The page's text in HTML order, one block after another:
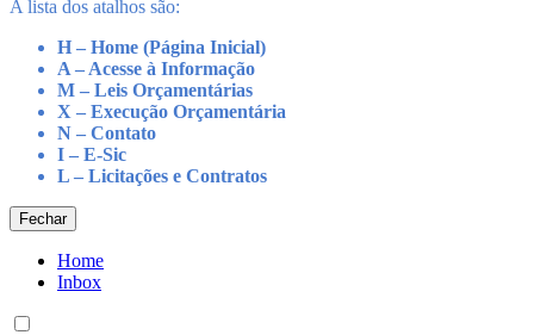
A lista dos atalhos são:
H – Home (Página Inicial)
A – Acesse à Informação
M – Leis Orçamentárias
X – Execução Orçamentária
N – Contato
I – E-Sic
L – Licitações e Contratos
Fechar
Home
Inbox